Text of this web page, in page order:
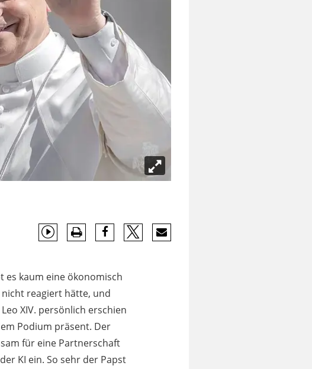
es kaum eine ökonomisch
reagiert hätte, und
XIV. persönlich erschien
Podium präsent. Der
für eine Partnerschaft
KI ein. So sehr der Papst